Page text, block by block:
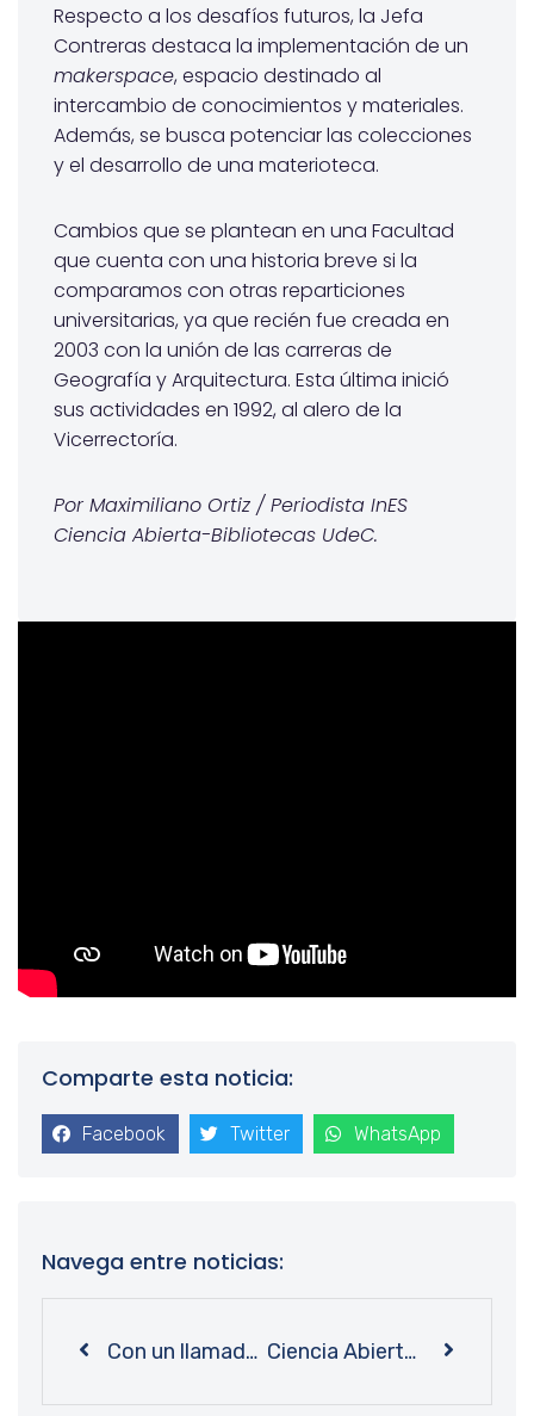
Respecto a los desafíos futuros, la Jefa
Contreras destaca la implementación de un
makerspace, espacio destinado al
intercambio de conocimientos y materiales.
Además, se busca potenciar las colecciones
y el desarrollo de una materioteca.
Cambios que se plantean en una Facultad
que cuenta con una historia breve si la
comparamos con otras reparticiones
universitarias, ya que recién fue creada en
2003 con la unión de las carreras de
Geografía y Arquitectura. Esta última inició
sus actividades en 1992, al alero de la
Vicerrectoría.
Por Maximiliano Ortiz / Periodista InES
Ciencia Abierta-Bibliotecas UdeC.
Comparte esta noticia:
Facebook Twitter WhatsApp
Navega entre noticias:
Con un llamado a compartir el conocimiento científico: UdeC se unió a la Semana del Acceso Abierto Chile 2022 Ciencia Abierta en la UdeC: mejorar la gestión de los datos académicos para expandir el conocimiento